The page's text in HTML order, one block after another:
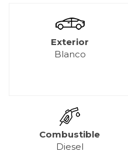
Exterior
Blanco
Combustible
Diesel